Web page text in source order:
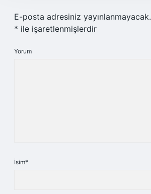
E-posta adresiniz yayınlanmayacak.
* ile işaretlenmişlerdir
Yorum
İsim*